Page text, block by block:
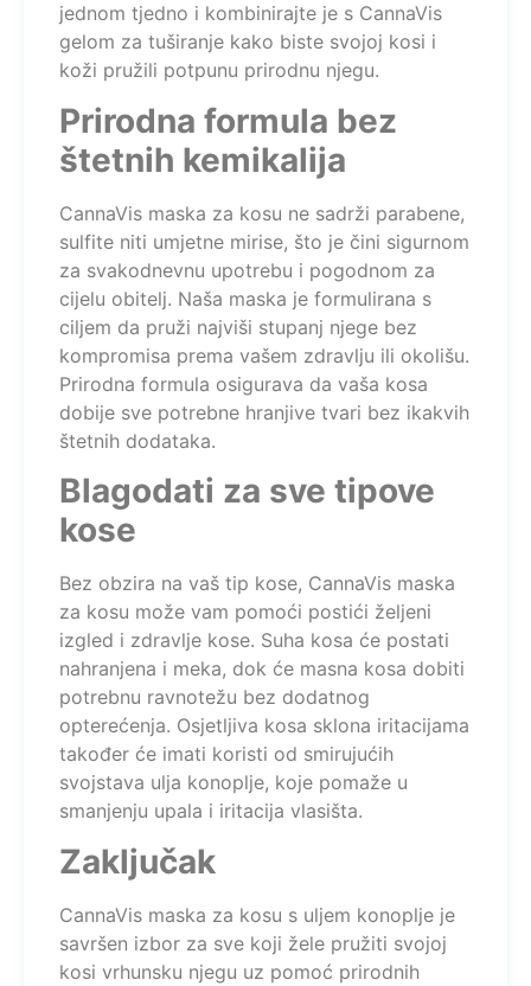
jednom tjedno i kombinirajte je s CannaVis
gelom za tuširanje kako biste svojoj kosi i
koži pružili potpunu prirodnu njegu.
Prirodna formula bez
štetnih kemikalija
CannaVis maska za kosu ne sadrži parabene,
sulfite niti umjetne mirise, što je čini sigurnom
za svakodnevnu upotrebu i pogodnom za
cijelu obitelj. Naša maska je formulirana s
ciljem da pruži najviši stupanj njege bez
kompromisa prema vašem zdravlju ili okolišu.
Prirodna formula osigurava da vaša kosa
dobije sve potrebne hranjive tvari bez ikakvih
štetnih dodataka.
Blagodati za sve tipove
kose
Bez obzira na vaš tip kose, CannaVis maska
za kosu može vam pomoći postići željeni
izgled i zdravlje kose. Suha kosa će postati
nahranjena i meka, dok će masna kosa dobiti
potrebnu ravnotežu bez dodatnog
opterećenja. Osjetljiva kosa sklona iritacijama
također će imati koristi od smirujućih
svojstava ulja konoplje, koje pomaže u
smanjenju upala i iritacija vlasišta.
Zaključak
CannaVis maska za kosu s uljem konoplje je
savršen izbor za sve koji žele pružiti svojoj
kosi vrhunsku njegu uz pomoć prirodnih